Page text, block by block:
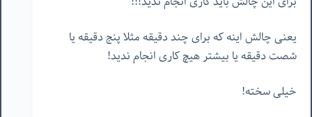
یعنی چالش اینه که برای چند دقیقه مثلا پنج دقیقه یا
شصت دقیقه یا بیشتر هیچ کاری انجام ندید!
خیلی سخته!